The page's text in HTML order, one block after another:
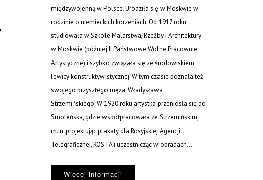
międzywojenną w Polsce. Urodziła się w Moskwie w
rodzinie o niemieckich korzeniach. Od 1917 roku
studiowała w Szkole Malarstwa, Rzeźby i Architektury
w Moskwie (później II Państwowe Wolne Pracownie
Artystyczne) i szybko związała się ze środowiskiem
lewicy konstruktywistycznej. W tym czasie poznała też
swojego przyszłego męża, Władysława
Strzemińskiego. W 1920 roku artystka przeniosła się do
Smoleńska, gdzie współpracowała ze Strzemińskim,
m.in. projektując plakaty dla Rosyjskiej Agencji
Telegraficznej, ROSTA i uczestnicząc w obradach...
Więcej informacji